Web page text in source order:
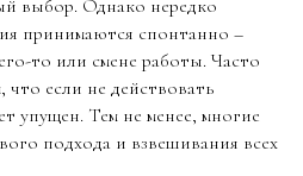
выбор. Однако нередко
принимаются спонтанно –
то или смене работы. Часто
если не действовать
упущен. Тем не менее, многие
подхода и взвешивания всех